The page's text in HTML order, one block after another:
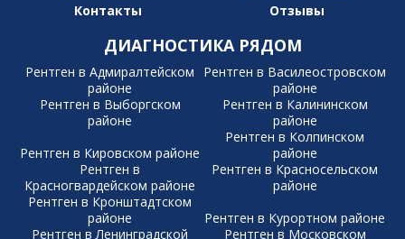
Контакты
Отзывы
ДИАГНОСТИКА РЯДОМ
Рентген в Адмиралтейском
районе
Рентген в Василеостровском
районе
Рентген в Выборгском
районе
Рентген в Калининском
районе
Рентген в Кировском районе
Рентген в Колпинском
районе
Рентген в
Красногвардейском районе
Рентген в Красносельском
районе
Рентген в Кронштадтском
районе
Рентген в Курортном районе
Рентген в Ленинградской
Рентген в Московском